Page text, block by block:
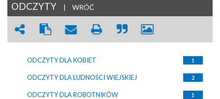
ODCZYTY | WRÓĆ
ODCZYTY DLA KOBIET 1
ODCZYTY DLA LUDNOŚCI WIEJSKIEJ 2
ODCZYTY DLA ROBOTNIKÓW 1